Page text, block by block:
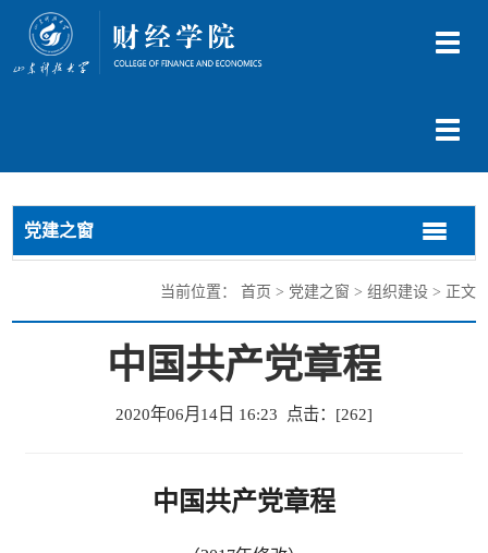
切
切
导
党建之窗
切
换
航
切
换
航
当前位置： 首页 > 党建之窗 > 组织建设> 正文
中国共产党章程
2020年06月14日 16:23 点击：[262]
中国共产党章程